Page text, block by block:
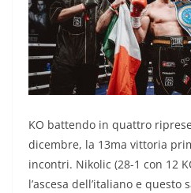
KO battendo in quattro
dicembre, la 13ma vittoria
incontri. Nikolic (28-1 con 12
l’ascesa dell’italiano e